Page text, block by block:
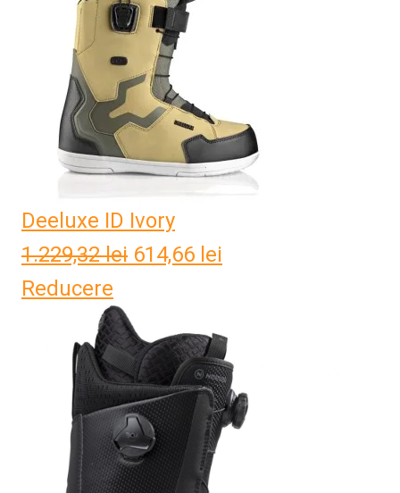
1.778,39 lei.
Deeluxe ID Ivory
1.229,32lei Prețul
a
fost:
1.229,32 lei.
614,66 lei
614,66 lei.
Reducere